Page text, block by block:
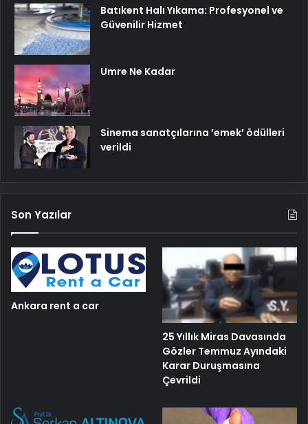
Batıkent Halı Yıkama: Profesyonel ve
Güvenilir Hizmet
Umre Ne Kadar
Sinema sanatçılarına ’emek’ ödülleri
verildi
Son Yazılar
Ankara rent a car
25 Yıllık Miras Davasında
Gözler Temmuz Ayındaki
Karar Duruşmasına
Çevrildi